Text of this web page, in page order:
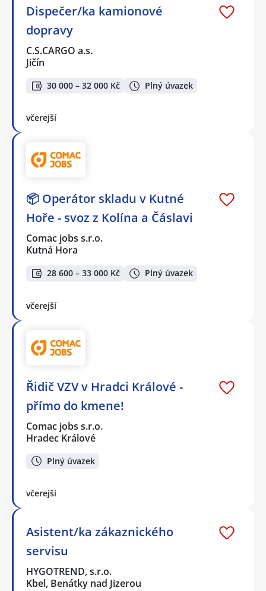
Dispečer/ka kamionové
dopravy
C.S.CARGO a.s.
Jičín
30 000 – 32 000 Kč Plný úvazek
včerejší
📦 Operátor skladu v Kutné
Hoře - svoz z Kolína a Čáslavi
Comac jobs s.r.o.
Kutná Hora
28 600 – 33 000 Kč Plný úvazek
včerejší
Řidič VZV v Hradci Králové -
přímo do kmene!
Comac jobs s.r.o.
Hradec Králové
Plný úvazek
včerejší
Asistent/ka zákaznického
servisu
HYGOTREND, s.r.o.
Kbel, Benátky nad Jizerou